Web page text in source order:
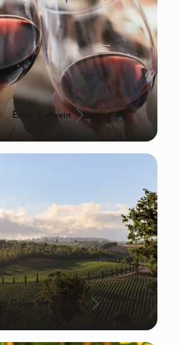
Edler Rotwein
La Dolce Vita: Italien